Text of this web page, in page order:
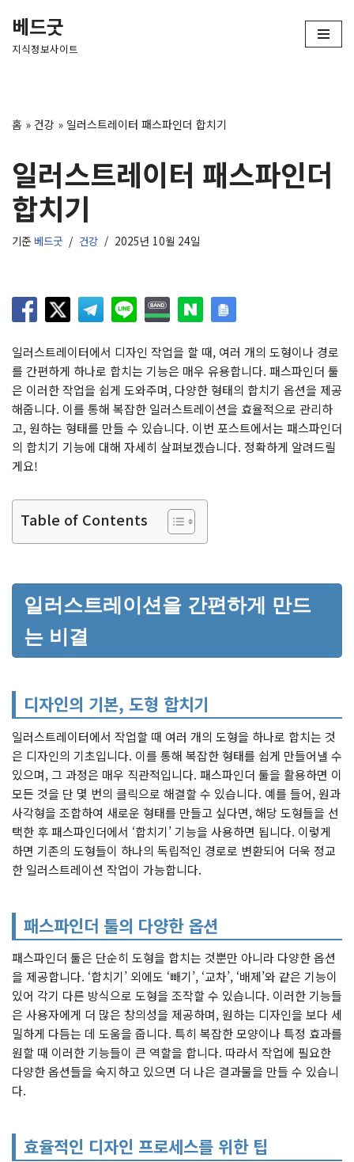
콘
건
기
베드굿
지식정보사이트
홈 » 건강 » 일러스트레이터 패스파인더 합치기
일러스트레이터 패스파인더
합치기
기준 베드굿 건강 2025년 10월 24일
일러스트레이터에서 디자인 작업을 할 때, 여러 개의 도형이나 경로
를 간편하게 하나로 합치는 기능은 매우 유용합니다. 패스파인더 툴
은 이러한 작업을 쉽게 도와주며, 다양한 형태의 합치기 옵션을 제공
해줍니다. 이를 통해 복잡한 일러스트레이션을 효율적으로 관리하
고, 원하는 형태를 만들 수 있습니다. 이번 포스트에서는 패스파인더
의 합치기 기능에 대해 자세히 살펴보겠습니다. 정확하게 알려드릴
게요!
Table of Contents
일러스트레이션을 간편하게 만드
는 비결
디자인의 기본, 도형 합치기
일러스트레이터에서 작업할 때 여러 개의 도형을 하나로 합치는 것
은 디자인의 기초입니다. 이를 통해 복잡한 형태를 쉽게 만들어낼 수
있으며, 그 과정은 매우 직관적입니다. 패스파인더 툴을 활용하면 이
모든 것을 단 몇 번의 클릭으로 해결할 수 있습니다. 예를 들어, 원과
사각형을 조합하여 새로운 형태를 만들고 싶다면, 해당 도형들을 선
택한 후 패스파인더에서 ‘합치기’ 기능을 사용하면 됩니다. 이렇게
하면 기존의 도형들이 하나의 독립적인 경로로 변환되어 더욱 정교
한 일러스트레이션 작업이 가능합니다.
패스파인더 툴의 다양한 옵션
패스파인더 툴은 단순히 도형을 합치는 것뿐만 아니라 다양한 옵션
을 제공합니다. ‘합치기’ 외에도 ‘빼기’, ‘교차’, ‘배제’와 같은 기능이
있어 각기 다른 방식으로 도형을 조작할 수 있습니다. 이러한 기능들
은 사용자에게 더 많은 창의성을 제공하며, 원하는 디자인을 보다 세
밀하게 다듬는 데 도움을 줍니다. 특히 복잡한 모양이나 특정 효과를
원할 때 이러한 기능들이 큰 역할을 합니다. 따라서 작업에 필요한
다양한 옵션들을 숙지하고 있으면 더 나은 결과물을 만들 수 있습니
다.
효율적인 디자인 프로세스를 위한 팁